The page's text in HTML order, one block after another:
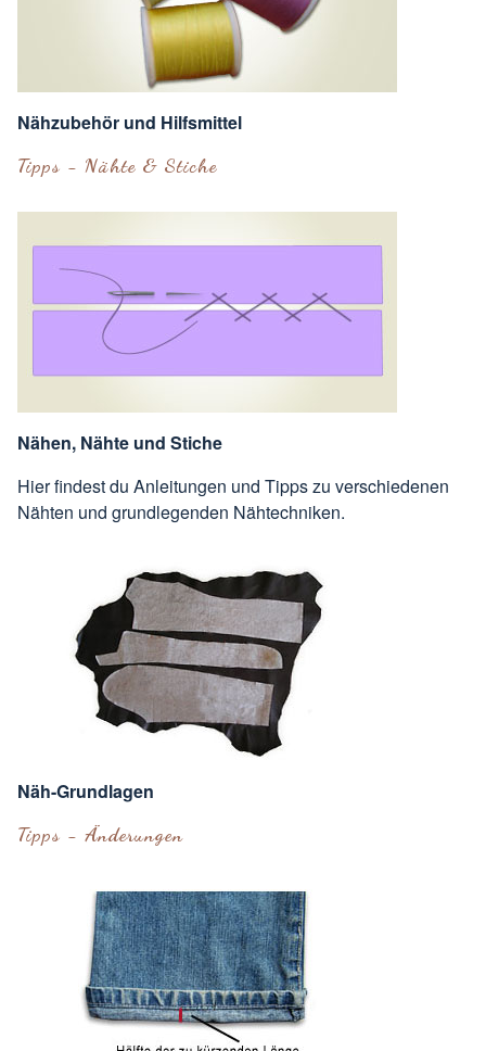
Nähzubehör und Hilfsmittel
Tipps - Nähte & Stiche
Nähen, Nähte und Stiche
Hier findest du Anleitungen und Tipps zu verschiedenen
Nähten und grundlegenden Nähtechniken.
Näh-Grundlagen
Tipps - Änderungen